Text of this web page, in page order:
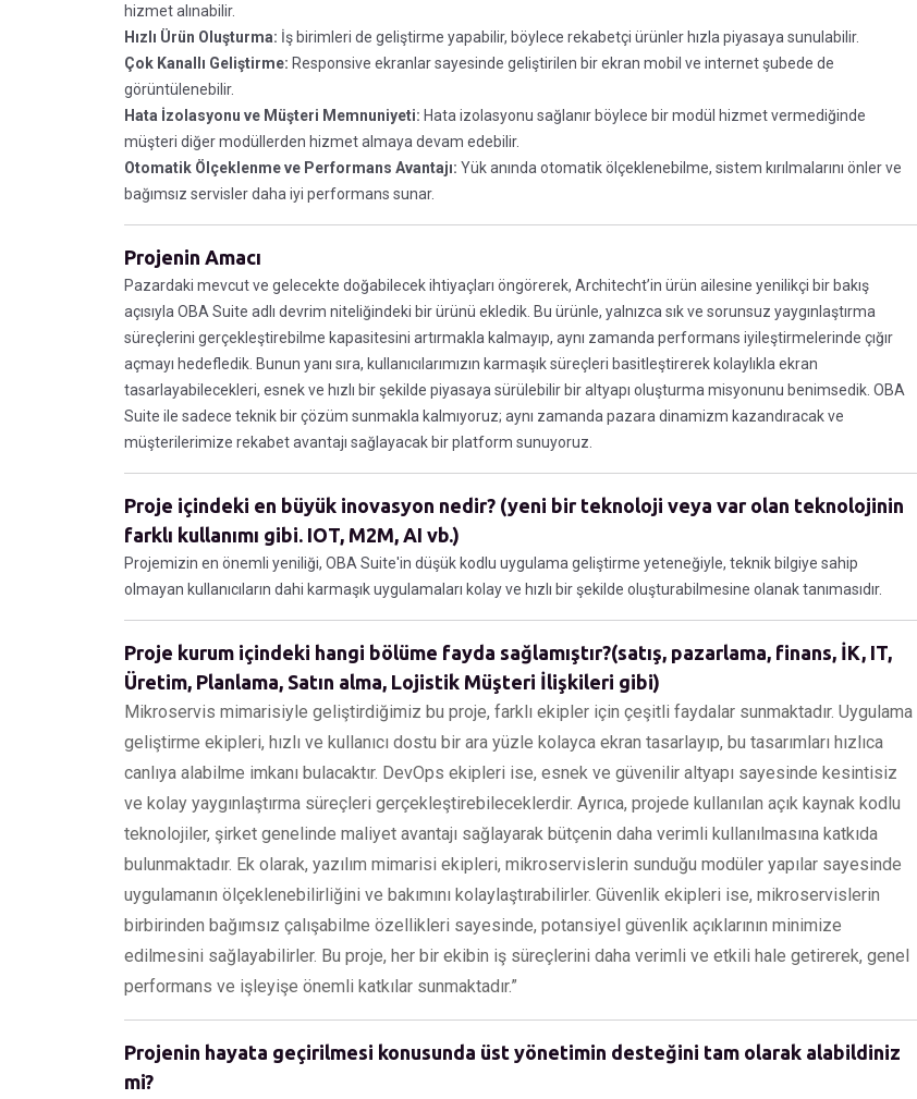
hizmet alınabilir.
Hızlı Ürün Oluşturma: İş birimleri de geliştirme yapabilir, böylece rekabetçi ürünler hızla piyasaya sunulabilir.
Çok Kanallı Geliştirme: Responsive ekranlar sayesinde geliştirilen bir ekran mobil ve internet şubede de
görüntülenebilir.
Hata İzolasyonu ve Müşteri Memnuniyeti: Hata izolasyonu sağlanır böylece bir modül hizmet vermediğinde
müşteri diğer modüllerden hizmet almaya devam edebilir.
Otomatik Ölçeklenme ve Performans Avantajı: Yük anında otomatik ölçeklenebilme, sistem kırılmalarını önler ve
bağımsız servisler daha iyi performans sunar.
Projenin Amacı
Pazardaki mevcut ve gelecekte doğabilecek ihtiyaçları öngörerek, Architecht’in ürün ailesine yenilikçi bir bakış
açısıyla OBA Suite adlı devrim niteliğindeki bir ürünü ekledik. Bu ürünle, yalnızca sık ve sorunsuz yaygınlaştırma
süreçlerini gerçekleştirebilme kapasitesini artırmakla kalmayıp, aynı zamanda performans iyileştirmelerinde çığır
açmayı hedefledik. Bunun yanı sıra, kullanıcılarımızın karmaşık süreçleri basitleştirerek kolaylıkla ekran
tasarlayabilecekleri, esnek ve hızlı bir şekilde piyasaya sürülebilir bir altyapı oluşturma misyonunu benimsedik. OBA
Suite ile sadece teknik bir çözüm sunmakla kalmıyoruz; aynı zamanda pazara dinamizm kazandıracak ve
müşterilerimize rekabet avantajı sağlayacak bir platform sunuyoruz.
Proje içindeki en büyük inovasyon nedir? (yeni bir teknoloji veya var olan teknolojinin
farklı kullanımı gibi. IOT, M2M, AI vb.)
Projemizin en önemli yeniliği, OBA Suite'in düşük kodlu uygulama geliştirme yeteneğiyle, teknik bilgiye sahip
olmayan kullanıcıların dahi karmaşık uygulamaları kolay ve hızlı bir şekilde oluşturabilmesine olanak tanımasıdır.
Proje kurum içindeki hangi bölüme fayda sağlamıştır?(satış, pazarlama, finans, İK, IT,
Üretim, Planlama, Satın alma, Lojistik Müşteri İlişkileri gibi)
Mikroservis mimarisiyle geliştirdiğimiz bu proje, farklı ekipler için çeşitli faydalar sunmaktadır. Uygulama
geliştirme ekipleri, hızlı ve kullanıcı dostu bir ara yüzle kolayca ekran tasarlayıp, bu tasarımları hızlıca
canlıya alabilme imkanı bulacaktır. DevOps ekipleri ise, esnek ve güvenilir altyapı sayesinde kesintisiz
ve kolay yaygınlaştırma süreçleri gerçekleştirebileceklerdir. Ayrıca, projede kullanılan açık kaynak kodlu
teknolojiler, şirket genelinde maliyet avantajı sağlayarak bütçenin daha verimli kullanılmasına katkıda
bulunmaktadır. Ek olarak, yazılım mimarisi ekipleri, mikroservislerin sunduğu modüler yapılar sayesinde
uygulamanın ölçeklenebilirliğini ve bakımını kolaylaştırabilirler. Güvenlik ekipleri ise, mikroservislerin
birbirinden bağımsız çalışabilme özellikleri sayesinde, potansiyel güvenlik açıklarının minimize
edilmesini sağlayabilirler. Bu proje, her bir ekibin iş süreçlerini daha verimli ve etkili hale getirerek, genel
performans ve işleyişe önemli katkılar sunmaktadır.”
Projenin hayata geçirilmesi konusunda üst yönetimin desteğini tam olarak alabildiniz
mi?